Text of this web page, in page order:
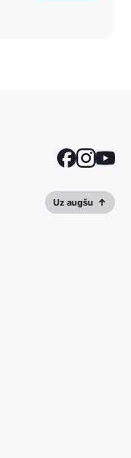
Uz augšu